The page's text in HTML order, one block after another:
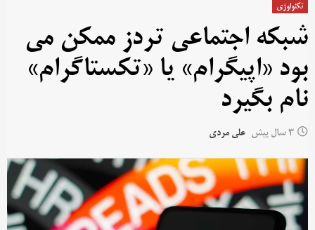
تکنولوژی
شبکه اجتماعی تردز ممکن می
بود «اپیگرام» یا «تکستاگرام»
نام بگیرد
3 سال پیش علی مردی